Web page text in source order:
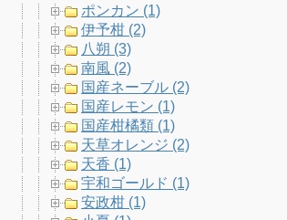
ポンカン (1)
伊予柑 (2)
八朔 (3)
南風 (2)
国産ネーブル (2)
国産レモン (1)
国産柑橘類 (1)
天草オレンジ (2)
天香 (1)
宇和ゴールド (1)
安政柑 (1)